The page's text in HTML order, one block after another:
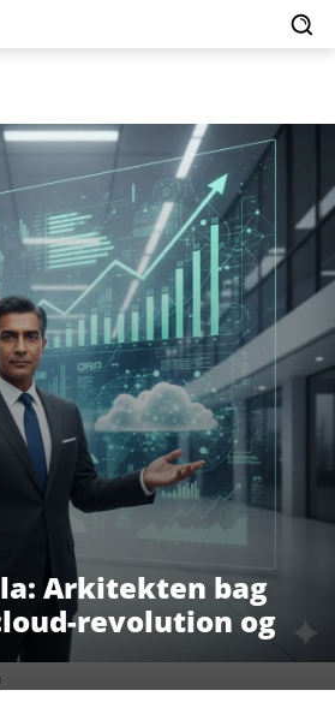
Arkitekten bag
revolution og